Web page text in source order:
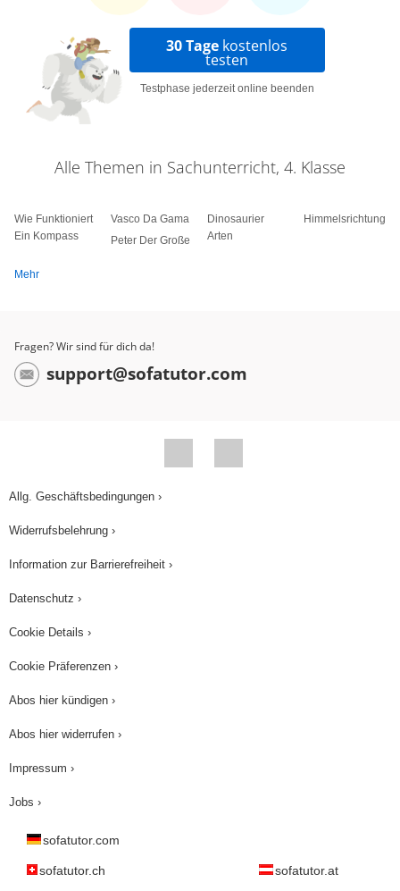
30 Tage kostenlos
testen
Testphase jederzeit online beenden
Alle Themen in Sachunterricht, 4. Klasse
Wie Funktioniert
Ein Kompass
Vasco Da Gama
Peter Der Große
Dinosaurier
Arten
Himmelsrichtungen
Mehr
Fragen? Wir sind für dich da!
support@sofatutor.com
Allg. Geschäftsbedingungen ›
Widerrufsbelehrung ›
Information zur Barrierefreiheit ›
Datenschutz ›
Cookie Details ›
Cookie Präferenzen ›
Abos hier kündigen ›
Abos hier widerrufen ›
Impressum ›
Jobs ›
sofatutor.com
sofatutor.ch sofatutor.at